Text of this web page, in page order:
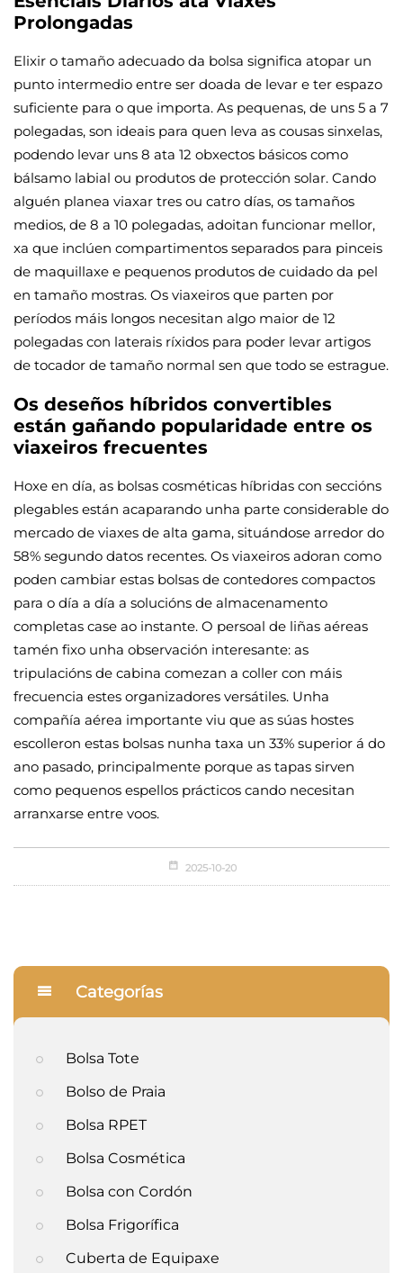
Categorías
Bolsa Tote
Bolso de Praia
Bolsa RPET
Bolsa Cosmética
Bolsa con Cordón
Bolsa Frigorífica
Cuberta de Equipaxe
Prolongadas
Elixir o tamaño adecuado da bolsa significa atopar un
punto intermedio entre ser doada de levar e ter espazo
suficiente para o que importa. As pequenas, de uns 5 a 7
polegadas, son ideais para quen leva as cousas sinxelas,
podendo levar uns 8 ata 12 obxectos básicos como
bálsamo labial ou produtos de protección solar. Cando
alguén planea viaxar tres ou catro días, os tamaños
medios, de 8 a 10 polegadas, adoitan funcionar mellor,
xa que inclúen compartimentos separados para pinceis
de maquillaxe e pequenos produtos de cuidado da pel
en tamaño mostras. Os viaxeiros que parten por
períodos máis longos necesitan algo maior de 12
polegadas con laterais ríxidos para poder levar artigos
de tocador de tamaño normal sen que todo se estrague.
Os deseños híbridos convertibles
están gañando popularidade entre os
viaxeiros frecuentes
Hoxe en día, as bolsas cosméticas híbridas con seccións
plegables están acaparando unha parte considerable do
mercado de viaxes de alta gama, situándose arredor do
58% segundo datos recentes. Os viaxeiros adoran como
poden cambiar estas bolsas de contedores compactos
para o día a día a solucións de almacenamento
completas case ao instante. O persoal de liñas aéreas
tamén fixo unha observación interesante: as
tripulacións de cabina comezan a coller con máis
frecuencia estes organizadores versátiles. Unha
compañía aérea importante viu que as súas hostes
escolleron estas bolsas nunha taxa un 33% superior á do
ano pasado, principalmente porque as tapas sirven
como pequenos espellos prácticos cando necesitan
arranxarse entre voos.
2025-10-20